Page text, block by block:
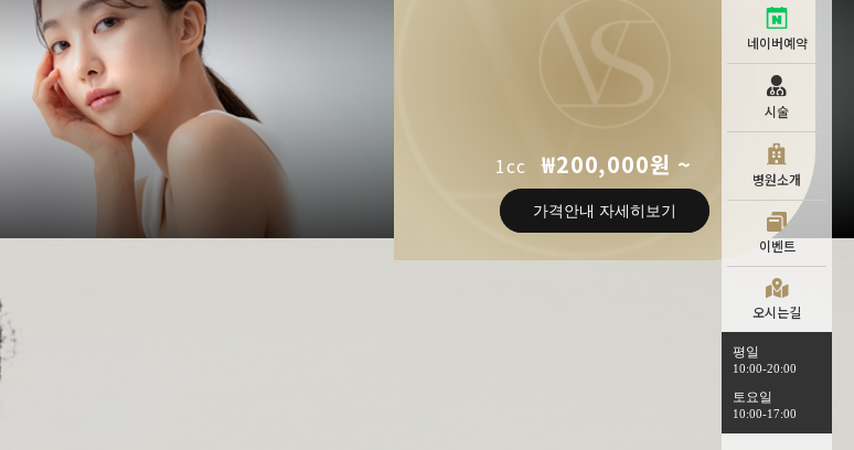
1cc ₩200,000원 ~
가격안내 자세히보기
네이버예약
시술
병원소개
이벤트
오시는길
평일
10:00-20:00
토요일
10:00-17:00